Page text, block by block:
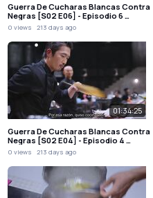
Guerra De Cucharas Blancas Contra
Negras [S02 E06] - Episodio 6 …
0 views 213 days ago
01:34:25
Guerra De Cucharas Blancas Contra
Negras [S02 E04] - Episodio 4 …
0 views 213 days ago